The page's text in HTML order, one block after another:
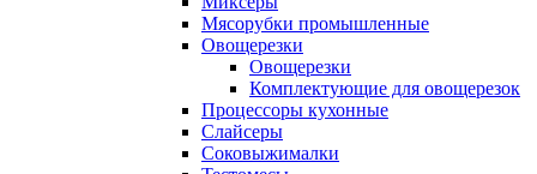
Мясорубки промышленные
Овощерезки
Овощерезки
Комплектующие для овощерезок
Процессоры кухонные
Слайсеры
Соковыжималки